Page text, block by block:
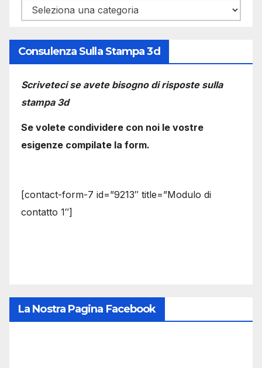
Categorie
Consulenza Sulla Stampa 3d
Scriveteci se avete bisogno di risposte sulla
stampa 3d
Se volete condividere con noi le vostre
esigenze compilate la form.
[contact-form-7 id=”9213″ title=”Modulo di
contatto 1″]
La Nostra Pagina Facebook